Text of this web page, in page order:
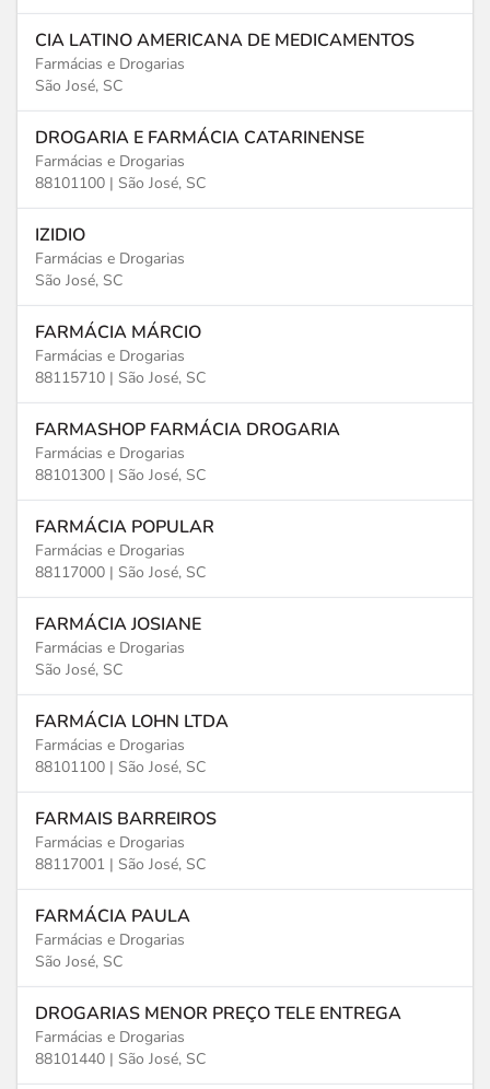
CIA LATINO AMERICANA DE MEDICAMENTOS
Farmácias e Drogarias
São José, SC
DROGARIA E FARMÁCIA CATARINENSE
Farmácias e Drogarias
88101100 | São José, SC
IZIDIO
Farmácias e Drogarias
São José, SC
FARMÁCIA MÁRCIO
Farmácias e Drogarias
88115710 | São José, SC
FARMASHOP FARMÁCIA DROGARIA
Farmácias e Drogarias
88101300 | São José, SC
FARMÁCIA POPULAR
Farmácias e Drogarias
88117000 | São José, SC
FARMÁCIA JOSIANE
Farmácias e Drogarias
São José, SC
FARMÁCIA LOHN LTDA
Farmácias e Drogarias
88101100 | São José, SC
FARMAIS BARREIROS
Farmácias e Drogarias
88117001 | São José, SC
FARMÁCIA PAULA
Farmácias e Drogarias
São José, SC
DROGARIAS MENOR PREÇO TELE ENTREGA
Farmácias e Drogarias
88101440 | São José, SC